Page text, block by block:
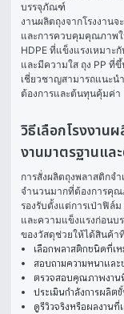
บรรจุภัณฑ์
งานผลิตถุงจากโรงงาน
และการควบคุมคุณภาพใ
HDPE ที่แข็งแรงเหมาะ
และมีความใส ถุง PP ที่
เชี่ยวชาญสามารถแนะน
ต้องการและต้นทุนคุ้มค่า
วิธีเลือกโรงงาน
งานมาตรฐานแล
การสั่งผลิตถุงพลาสติกจำ
จำนวนมากที่ต้องการคุณ
รองรับตั้งแต่การเป่าฟิล์
และความแข็งแรงก่อนบ
ของวัสดุช่วยให้ได้สินค้า
เลือกพลาสติกชนิดที่เห
สอบถามความหนาแล
ตรวจสอบคุณภาพงาน
ประเมินกำลังการผลิ
ดูรีวิวจริงหรือผลงาน